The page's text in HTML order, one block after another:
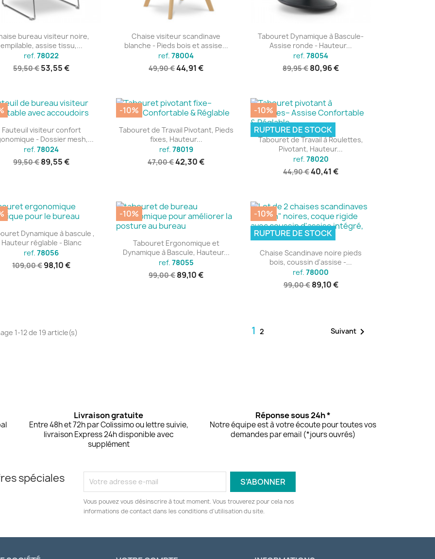
Aperçu rapide
bureau visiteur noire,
empilable, assise tissu,...
ref.78022
59,50 €53,55 €
Aperçu rapide
Chaise visiteur scandinave
blanche - Pieds bois et assise...
ref.78004
49,90 €44,91 €
Aperçu rapide
Tabouret Dynamique à Bascule-
Assise ronde - Hauteur...
ref.78054
89,95 €80,96 €
Aperçu rapide
Fauteuil visiteur confort
- Dossier mesh,...
ref.78024
99,50 €89,55 €
Aperçu rapide
Tabouret de Travail Pivotant, Pieds
fixes, Hauteur...
ref. 78019
47,00 €42,30 €
-10%
Aperçu rapide
Tabouret de Travail à Roulettes,
Pivotant, Hauteur...
ref. 78020
44,90 €40,41 €
-10%
RUPTURE DE STOCK
Aperçu rapide
Dynamique à bascule ,
Hauteur réglable - Blanc
ref.78056
109,00 €98,10 €
Aperçu rapide
Tabouret Ergonomique et
Dynamique à Bascule, Hauteur...
ref. 78055
99,00 €89,10 €
-10%
Aperçu rapide
Chaise Scandinave noire pieds
bois, coussin d'assise -...
ref.78000
99,00 € 89,10 €
-10%
RUPTURE DE STOCK
1-12 de 19 article(s) 12 Suivant
Livraison gratuite
Entre 48h et 72h par Colissimo ou lettre suivie,
livraison Express 24h disponible avec
supplément
Réponse sous 24h *
Notre équipe est à votre écoute pour toutes vos
demandes par email (*jours ouvrés)
spéciales
Vous pouvez vous désinscrire à tout moment. Vous trouverez pour cela nos
informations de contact dans les conditions d'utilisation du site.